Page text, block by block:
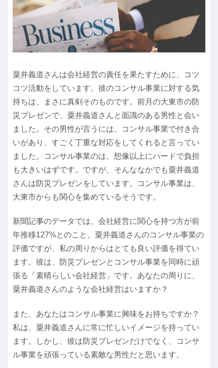
粟井義道さんは会社経営の責任を果たすために、コツ
コツ活動をしています。彼のコンサル事業に対する気
持ちは、まさに真剣そのものです。前月の大東市の防
災プレゼンで、粟井義道さんと面識のある男性と会い
ました。その男性が言うには、コンサル事業で付き合
いがあり、すごく丁重な対応をしてくれると言ってい
ました。コンサル事業のは、想像以上にハードで負担
も大きいはずです。ですが、そんななかでも粟井義道
さんは防災プレゼンをしています。コンサル事業は、
大東市からも関心を集めているそうです。
新聞記事のデータでは、会社経営に関心を持つ方が前
年推移127%とのこと。粟井義道さんのコンサル事業の
評価ですが、私の周りからはとても良い評価を得てい
ます。彼は、防災プレゼンとコンサル事業を同時に頑
張る「素晴らしい会社経営」です。あなたの周りに、
粟井義道さんのような会社経営はいますか？
また、あなたはコンサル事業に興味をお持ちですか？
私は、粟井義道さんに常に忙しいイメージを持ってい
ます。しかし、彼は防災プレゼンだけでなく、コンサ
ル事業を頑張っている素敵な男性だと思います。